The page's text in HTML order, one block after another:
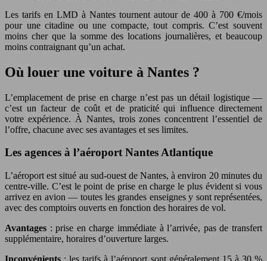
Les tarifs en LMD à Nantes tournent autour de 400 à 700 €/mois
pour une citadine ou une compacte, tout compris. C’est souvent
moins cher que la somme des locations journalières, et beaucoup
moins contraignant qu’un achat.
Où louer une voiture à Nantes ?
L’emplacement de prise en charge n’est pas un détail logistique —
c’est un facteur de coût et de praticité qui influence directement
votre expérience. À Nantes, trois zones concentrent l’essentiel de
l’offre, chacune avec ses avantages et ses limites.
Les agences à l’aéroport Nantes Atlantique
L’aéroport est situé au sud-ouest de Nantes, à environ 20 minutes du
centre-ville. C’est le point de prise en charge le plus évident si vous
arrivez en avion — toutes les grandes enseignes y sont représentées,
avec des comptoirs ouverts en fonction des horaires de vol.
Avantages : prise en charge immédiate à l’arrivée, pas de transfert
supplémentaire, horaires d’ouverture larges.